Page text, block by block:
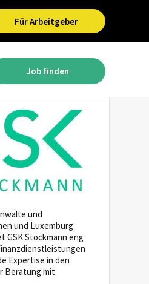
Für Arbeitgeber
Job finden
und
und Luxemburg
Stockmann eng
Expertise in den
Beratung mit